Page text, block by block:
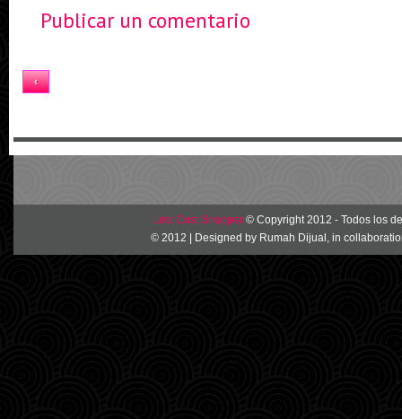
Publicar un comentario
‹
Low Cost Shopper © Copyright 2012 - Todos los
© 2012 | Designed by Rumah Dijual , in